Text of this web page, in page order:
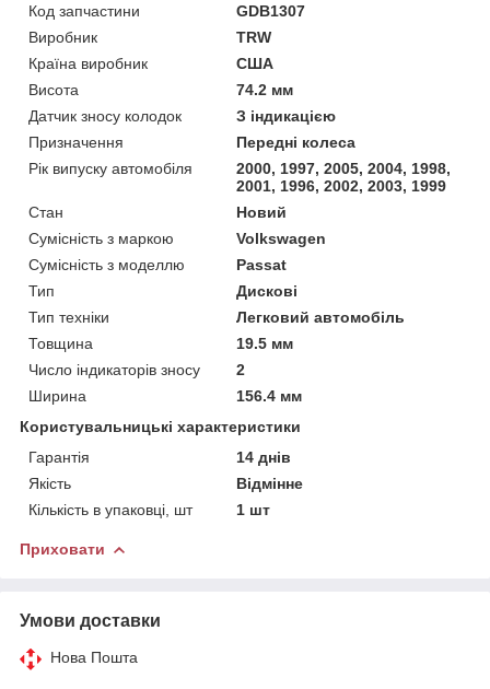
Код запчастини
GDB1307
Виробник
TRW
Країна виробник
США
Висота
74.2 мм
Датчик зносу колодок
З індикацією
Призначення
Передні колеса
Рік випуску автомобіля
2000, 1997, 2005, 2004, 1998,
2001, 1996, 2002, 2003, 1999
Стан
Новий
Сумісність з маркою
Volkswagen
Сумісність з моделлю
Passat
Тип
Дискові
Тип техніки
Легковий автомобіль
Товщина
19.5 мм
Число індикаторів зносу
2
Ширина
156.4 мм
Користувальницькі характеристики
Гарантія
14 днів
Якість
Відмінне
Кількість в упаковці, шт
1 шт
Приховати
Умови доставки
Нова Пошта